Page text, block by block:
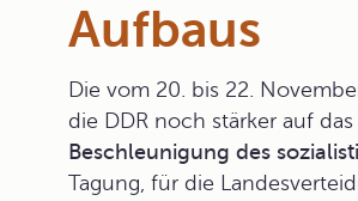
Aufbaus
Die vom 20. bis 22.
die DDR noch stärker auf
Beschleunigung des
Tagung, für die